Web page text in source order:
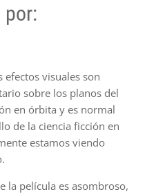
por:
efectos visuales son
sobre los planos del
en órbita y es normal
de la ciencia ficción en
estamos viendo
la película es asombroso,